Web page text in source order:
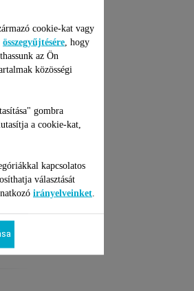
cookie-kat vagy
összegyűjtésére , hogy
az Ön
közösségi
gombra
a cookie-kat,
kapcsolatos
választását
irányelveinket